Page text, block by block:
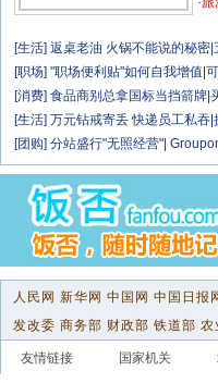
[生活] 返桌老油 火锅不能说的秘密
[职场] "职场便利贴"如何自我增值 |
[消费] 食品商别总拿国标当挡箭牌 |
[生活] 万元钻戒寄丢 快递员工私吞
[团购] 分站盛行"无照经营" |
人民网 新华网 中国网 中国日报
发改委 商务部 财政部 铁道部 农
友情链接 国家机关